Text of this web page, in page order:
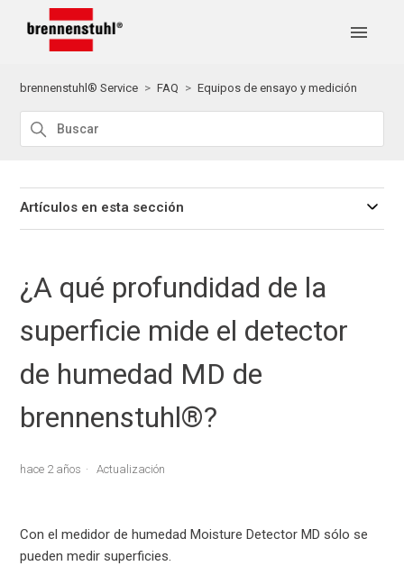
brennenstuhl® Service FAQ Equipos de ensayo y medición
Artículos en esta sección
¿A qué profundidad de la
superficie mide el detector
de humedad MD de
brennenstuhl®?
hace 2 años Actualización
Con el medidor de humedad Moisture Detector MD sólo se
pueden medir superficies.